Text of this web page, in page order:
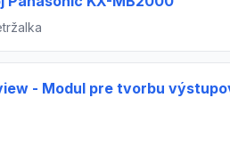
- Modul pre tvorbu